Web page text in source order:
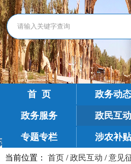
首 页 政务动态
政务服务 政民互动
专题专栏 涉农补
当前位置： 首页 /政民互动 /意见